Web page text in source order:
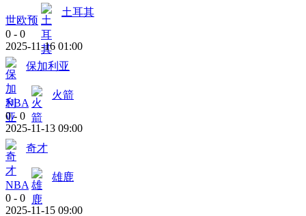
世欧预
土耳其
0 - 0
2025-11-16 01:00
保加利亚
NBA
火箭
0 - 0
2025-11-13 09:00
奇才
NBA
雄鹿
0 - 0
2025-11-15 09:00